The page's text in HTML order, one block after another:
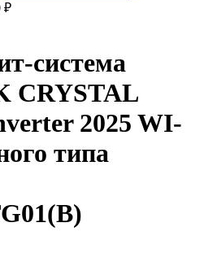
₽
система
CRYSTAL
2025 WI-
типа